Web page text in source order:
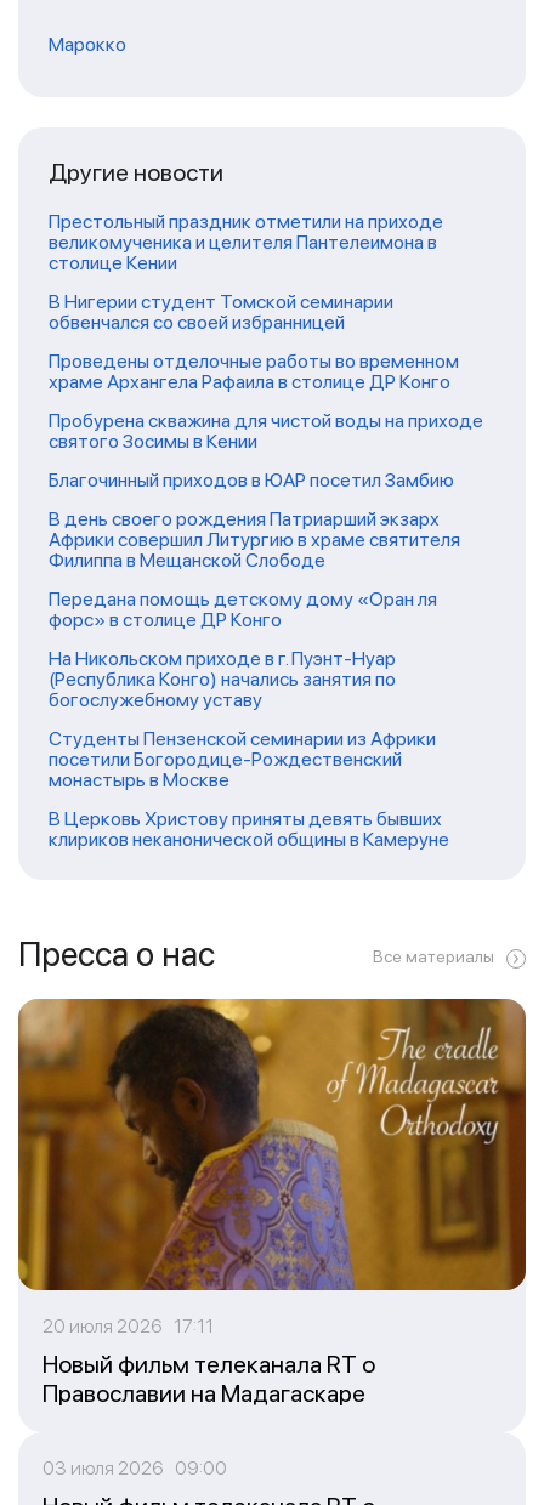
Марокко
Другие новости
Престольный праздник отметили на приходе
великомученика и целителя Пантелеимона в
столице Кении
В Нигерии студент Томской семинарии
обвенчался со своей избранницей
Проведены отделочные работы во временном
храме Архангела Рафаила в столице ДР Конго
Пробурена скважина для чистой воды на приходе
святого Зосимы в Кении
Благочинный приходов в ЮАР посетил Замбию
В день своего рождения Патриарший экзарх
Африки совершил Литургию в храме святителя
Филиппа в Мещанской Слободе
Передана помощь детскому дому «Оран ля
форс» в столице ДР Конго
На Никольском приходе в г. Пуэнт-Нуар
(Республика Конго) начались занятия по
богослужебному уставу
Студенты Пензенской семинарии из Африки
посетили Богородице-Рождественский
монастырь в Москве
В Церковь Христову приняты девять бывших
клириков неканонической общины в Камеруне
Пресса о нас Все материалы
20 июля 2026 17:11
Новый фильм телеканала RT о
Православии на Мадагаскаре
03 июля 2026 09:00